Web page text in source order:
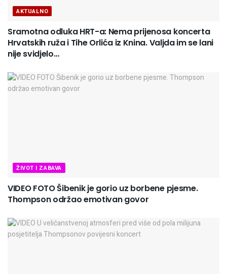
AKTUALNO
Sramotna odluka HRT-a: Nema prijenosa koncerta
Hrvatskih ruža i Tihe Orlića iz Knina. Valjda im se lani
nije svidjelo…
ŽIVOT I ZABAVA
VIDEO FOTO Šibenik je gorio uz borbene pjesme.
Thompson održao emotivan govor